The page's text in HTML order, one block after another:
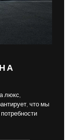
люкс,
что мы